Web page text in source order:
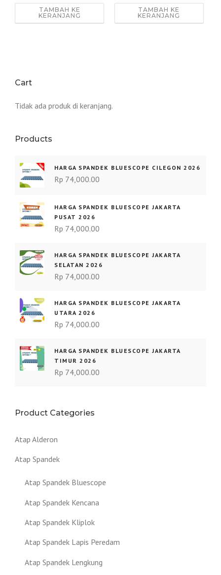
r
g
y
l
a
:
R
p
1
5
.
0
g
n
l
a
:
p
1
2
.
0
.
TAMBAH KE
KERANJANG
TAMBAH KE
KERANJANG
Cart
Tidak ada produk di keranjang.
Products
HARGA SPANDEK BLUESCOPE CILEGON 2026
Rp 74,000.00
HARGA SPANDEK BLUESCOPE JAKARTA
PUSAT 2026
Rp 74,000.00
HARGA SPANDEK BLUESCOPE JAKARTA
SELATAN 2026
Rp 74,000.00
HARGA SPANDEK BLUESCOPE JAKARTA
UTARA 2026
Rp 74,000.00
HARGA SPANDEK BLUESCOPE JAKARTA
TIMUR 2026
Rp 74,000.00
Product Categories
Atap Alderon
Atap Spandek
Atap Spandek Bluescope
Atap Spandek Kencana
Atap Spandek Kliplok
Atap Spandek Lapis Peredam
Atap Spandek Lengkung